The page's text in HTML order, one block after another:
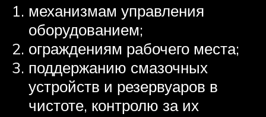
механизмам управления
оборудованием;
ограждениям рабочего места;
поддержанию смазочных
устройств и резервуаров в
чистоте, контролю за их